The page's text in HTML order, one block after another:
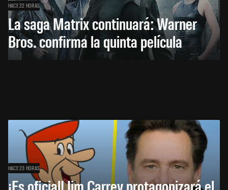
HACE 22 HORAS
La saga Matrix continuará: Warner
Bros. confirma la quinta película
HACE 23 HORAS